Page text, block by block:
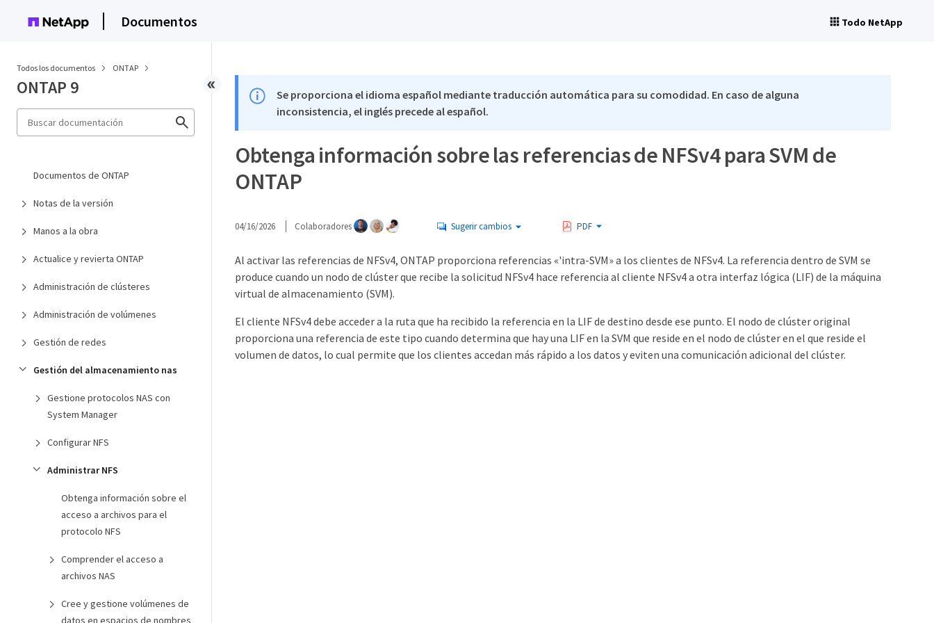
Documentos Todo NetApp
Todos los documentos ONTAP
ONTAP 9
Documentos de ONTAP
Notas de la versión
Manos a la obra
Actualice y revierta ONTAP
Administración de clústeres
Administración de volúmenes
Gestión de redes
Gestión del almacenamiento nas
Gestione protocolos NAS con
System Manager
Configurar NFS
Administrar NFS
Obtenga información sobre el
acceso a archivos para el
protocolo NFS
Comprender el acceso a
archivos NAS
Cree y gestione volúmenes de
datos en espacios de nombres
Se proporciona el idioma español mediante traducción automática para su comodidad. En caso de alguna
inconsistencia, el inglés precede al español.
Obtenga información sobre las referencias de NFSv4 para SVM de
ONTAP
04/16/2026 Colaboradores Sugerir cambios PDF
Al activar las referencias de NFSv4, ONTAP proporciona referencias «'intra-SVM» a los clientes de NFSv4. La referencia dentro de SVM se
produce cuando un nodo de clúster que recibe la solicitud NFSv4 hace referencia al cliente NFSv4 a otra interfaz lógica (LIF) de la máquina
virtual de almacenamiento (SVM).
El cliente NFSv4 debe acceder a la ruta que ha recibido la referencia en la LIF de destino desde ese punto. El nodo de clúster original
proporciona una referencia de este tipo cuando determina que hay una LIF en la SVM que reside en el nodo de clúster en el que reside el
volumen de datos, lo cual permite que los clientes accedan más rápido a los datos y eviten una comunicación adicional del clúster.